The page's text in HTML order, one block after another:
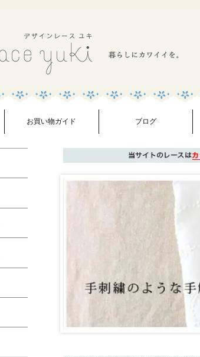
お買い物ガイド ブログ